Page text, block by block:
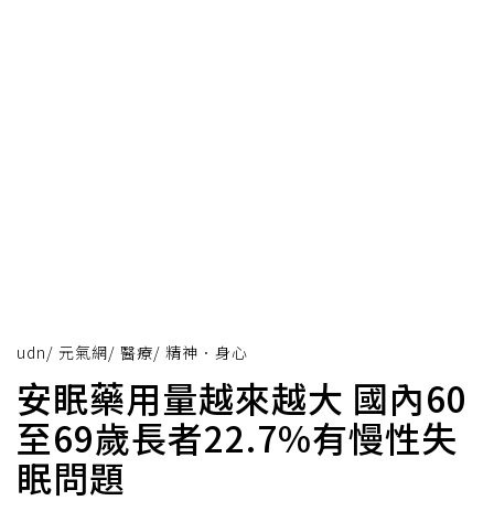
udn/ 元氣網/ 醫療/ 精神．身心
安眠藥用量越來越大 國內60
至69歲長者22.7%有慢性失
眠問題